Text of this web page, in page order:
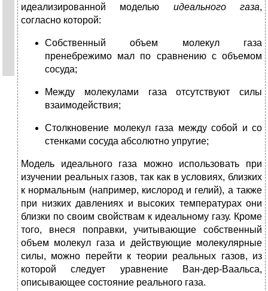
идеализированной моделью идеального газа,
согласно которой:
Собственный объем молекул газа
пренебрежимо мал по сравнению с объемом
сосуда;
Между молекулами газа отсутствуют силы
взаимодействия;
Столкновение молекул газа между собой и со
стенками сосуда абсолютно упругие;
Модель идеального газа можно использовать при
изучении реальных газов, так как в условиях, близких
к нормальным (например, кислород и гелий), а также
при низких давлениях и высоких температурах они
близки по своим свойствам к идеальному газу. Кроме
того, внеся поправки, учитывающие собственный
объем молекул газа и действующие молекулярные
силы, можно перейти к теории реальных газов, из
которой следует уравнение Ван-дер-Ваальса,
описывающее состояние реального газа.